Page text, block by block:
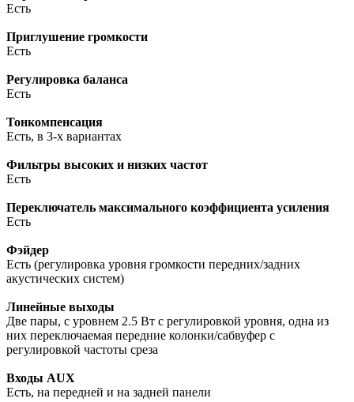
Есть
Приглушение громкости
Есть
Регулировка баланса
Есть
Тонкомпенсация
Есть, в 3-х вариантах
Фильтры высоких и низких частот
Есть
Переключатель максимального коэффициента усиления
Есть
Фэйдер
Есть (регулировка уровня громкости передних/задних
акустических систем)
Линейные выходы
Две пары, c уровнем 2.5 Вт с регулировкой уровня, одна из
них переключаемая передние колонки/сабвуфер с
регулировкой частоты среза
Входы AUX
Есть, на передней и на задней панели